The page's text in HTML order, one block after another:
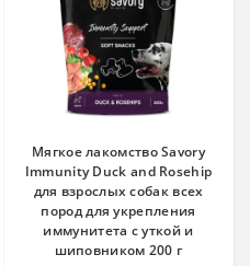
Мягкое лакомство Savory
Immunity Duck and Rosehip
для взрослых собак всех
пород для укрепления
иммунитета с уткой и
шиповником 200 г